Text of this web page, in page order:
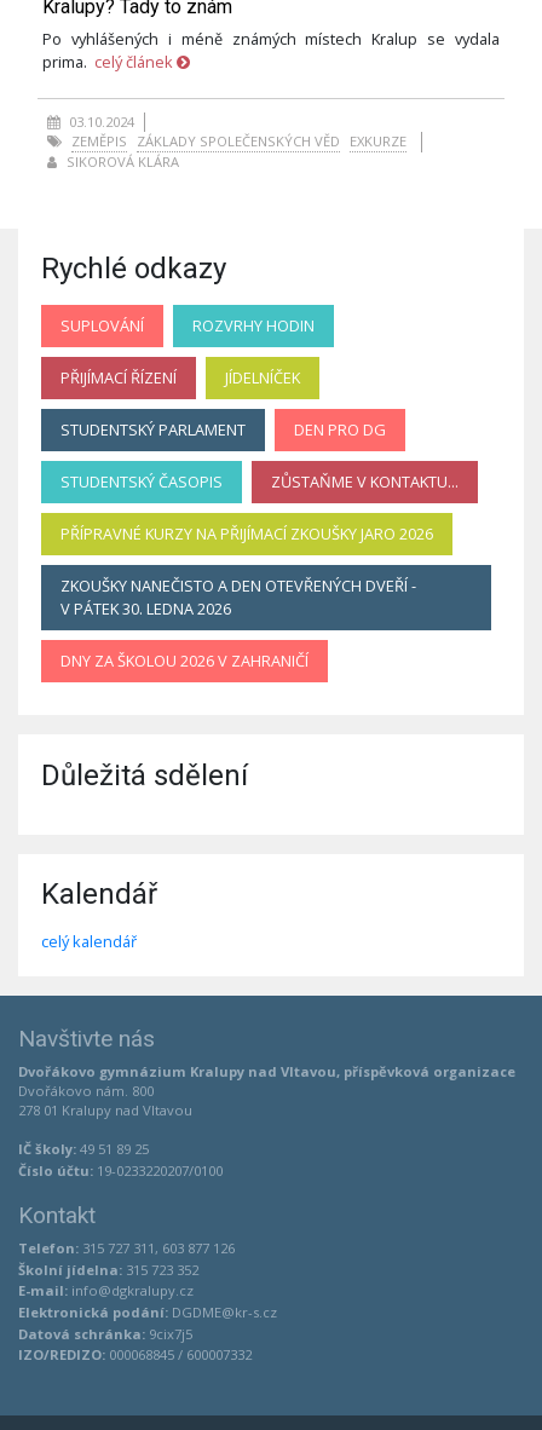
Kralupy? Tady to znám
Po vyhlášených i méně známých místech Kralup se vydala
prima. celý článek
03.10.2024
ZEMĚPIS
ZÁKLADY SPOLEČENSKÝCH VĚD
EXKURZE
SIKOROVÁ KLÁRA
Rychlé odkazy
SUPLOVÁNÍ ROZVRHY HODIN
PŘIJÍMACÍ ŘÍZENÍ JÍDELNÍČEK
STUDENTSKÝ PARLAMENT DEN PRO DG
STUDENTSKÝ ČASOPIS ZŮSTAŇME V KONTAKTU...
PŘÍPRAVNÉ KURZY NA PŘIJÍMACÍ ZKOUŠKY JARO 2026
ZKOUŠKY NANEČISTO A DEN OTEVŘENÝCH DVEŘÍ -
V PÁTEK 30. LEDNA 2026
DNY ZA ŠKOLOU 2026 V ZAHRANIČÍ
Důležitá sdělení
Kalendář
celý kalendář
Navštivte nás
Dvořákovo gymnázium Kralupy nad Vltavou, příspěvková organizace
Dvořákovo nám. 800
278 01 Kralupy nad Vltavou
IČ školy: 49 51 89 25
Číslo účtu: 19-0233220207/0100
Kontakt
Telefon: 315 727 311, 603 877 126
Školní jídelna: 315 723 352
E-mail: info@dgkralupy.cz
Elektronická podání: DGDME@kr-s.cz
Datová schránka: 9cix7j5
IZO/REDIZO: 000068845 / 600007332